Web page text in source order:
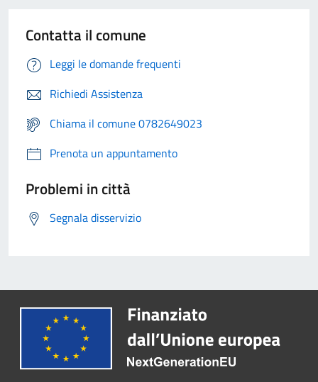
Contatta il comune
Leggi le domande frequenti
Richiedi Assistenza
Chiama il comune 0782649023
Prenota un appuntamento
Problemi in città
Segnala disservizio